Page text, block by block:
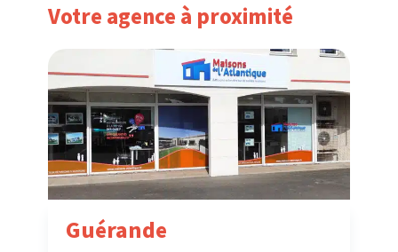
Votre agence à proximité
Guérande